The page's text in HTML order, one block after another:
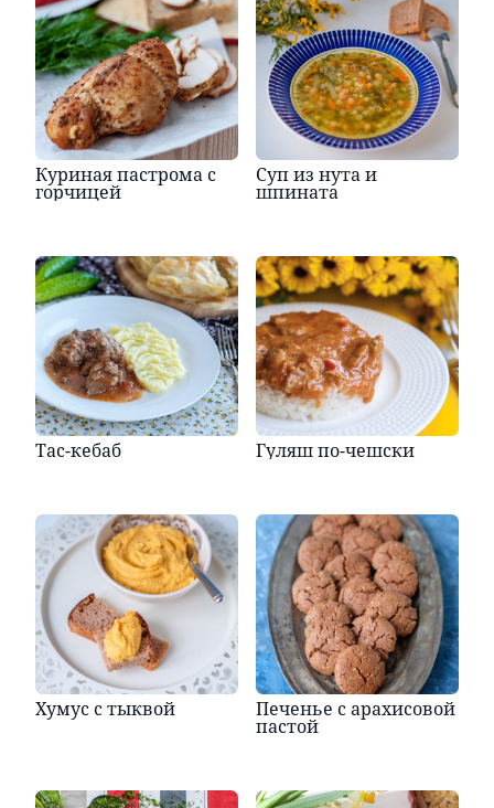
Куриная пастрома с
горчицей
Суп из нута и
шпината
Тас-кебаб Гуляш по-чешски
Хумус с тыквой Печенье с арахисовой
пастой